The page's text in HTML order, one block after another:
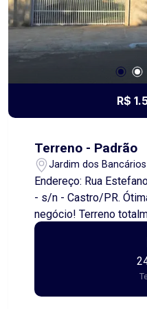
privacidade e versatilidade! Valor
Consulte para mais
contato e agende sua
R$
Terreno - Padrão
Jardim dos
Endereço: Rua
- s/n - Castro/PR. Ótima oportunidade para o seu
negócio! Terreno
para locação em uma
valorizadas e
para uso comercial,
como
trucks, lava-rápido,